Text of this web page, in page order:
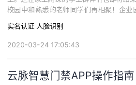
校园中和熟悉的老师同学们再相聚！企业
工与校园复学势必加大防疫难度，如何既
少对人们正常工作学习生活的影响，以及
实名认证 人脸识别
2020-03-24 17:05:43
云脉智慧门禁APP操作指